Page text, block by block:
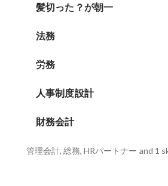
髪切った？が朝一
法務
労務
人事制度設計
財務会計
管理会計, 総務, HRパートナー and 1